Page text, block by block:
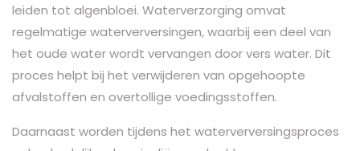
leiden tot algenbloei. Waterverzorging omvat
regelmatige waterverversingen, waarbij een deel van
het oude water wordt vervangen door vers water. Dit
proces helpt bij het verwijderen van opgehoopte
afvalstoffen en overtollige voedingsstoffen.
Daarnaast worden tijdens het waterverversingsproces